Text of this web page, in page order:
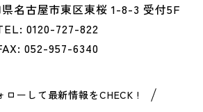
名古屋市東区東桜 1-8-3 受付5F
0120-727-822
052-957-6340
ローして最新情報をCHECK !